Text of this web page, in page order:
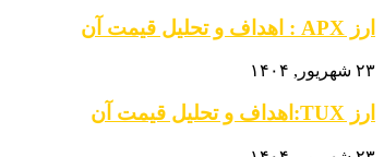
ارز APX : اهداف و تحلیل قیمت آن
۲۳ شهریور, ۱۴۰۴
ارز TUX:اهداف و تحلیل قیمت آن